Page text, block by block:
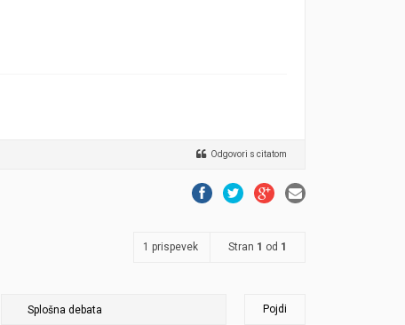
Odgovori s citatom
1 prispevek Stran 1 od 1
Pojdi